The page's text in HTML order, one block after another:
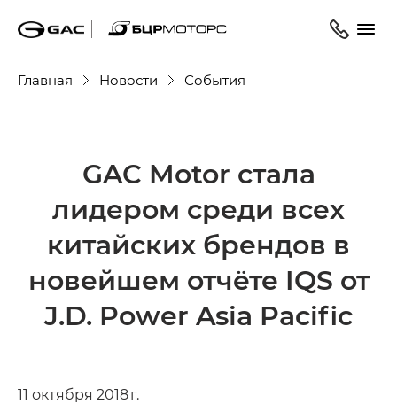
Главная Новости События
GAC Motor cтала
лидером среди всех
китайских брендов в
новейшем отчёте IQS от
J.D. Power Asia Pacific
11 октября 2018 г.